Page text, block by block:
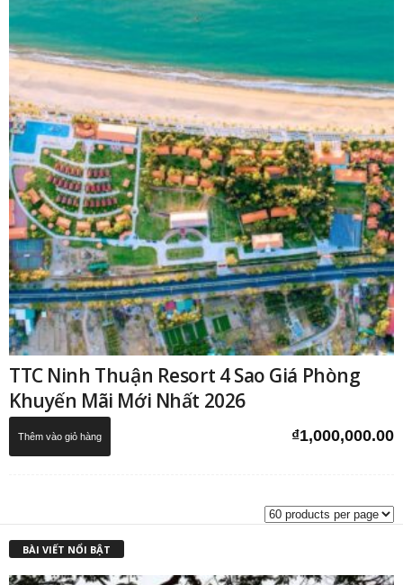
TTC Ninh Thuận Resort 4 Sao Giá Phòng
Khuyến Mãi Mới Nhất 2026
₫1,000,000.00
Thêm vào giỏ hàng
BÀI VIẾT NỔI BẬT